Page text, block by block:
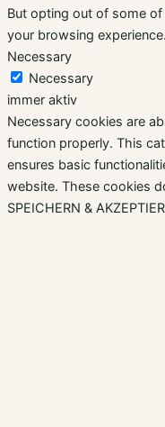
But opting out of some
your browsing experience.
Necessary
Necessary
immer aktiv
Necessary cookies are
function properly. This
ensures basic
website. These cookies
SPEICHERN &